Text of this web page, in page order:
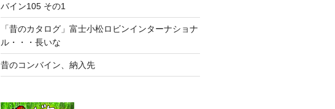
バイン105 その1
「昔のカタログ」富士小松ロビンインターナショナ
ル・・・長いな
昔のコンバイン、納入先